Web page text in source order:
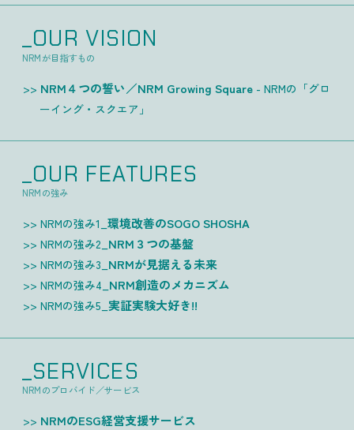
_OUR VISION
NRMが目指すもの
NRM４つの誓い／NRM Growing Square - NRMの「グロ
ーイング・スクエア」
_OUR FEATURES
NRMの強み
NRMの強み1_環境改善のSOGO SHOSHA
NRMの強み2_ NRM３つの基盤
NRMの強み3_ NRMが見据える未来
NRMの強み4_ NRM創造のメカニズム
NRMの強み5_実証実験大好き!!
_SERVICES
NRMのプロバイド／サービス
NRMのESG経営支援サービス